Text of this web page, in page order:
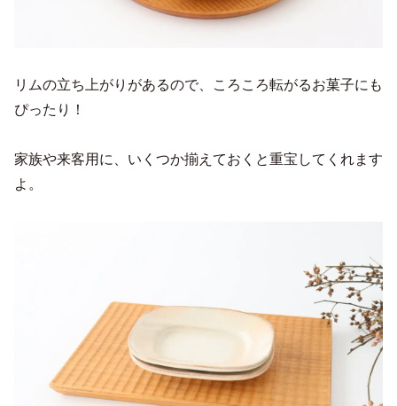
リムの立ち上がりがあるので、ころころ転がるお菓子にも
ぴったり！
家族や来客用に、いくつか揃えておくと重宝してくれます
よ。